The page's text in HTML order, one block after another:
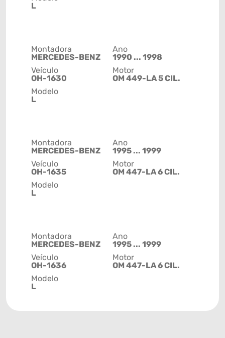
L
Montadora
MERCEDES-BENZ
Veículo
OH-1630
Modelo
L
Ano
1990 ... 1998
Motor
OM 449-LA 5 CIL.
Montadora
MERCEDES-BENZ
Veículo
OH-1635
Modelo
L
Ano
1995 ... 1999
Motor
OM 447-LA 6 CIL.
Montadora
MERCEDES-BENZ
Veículo
OH-1636
Modelo
L
Ano
1995 ... 1999
Motor
OM 447-LA 6 CIL.